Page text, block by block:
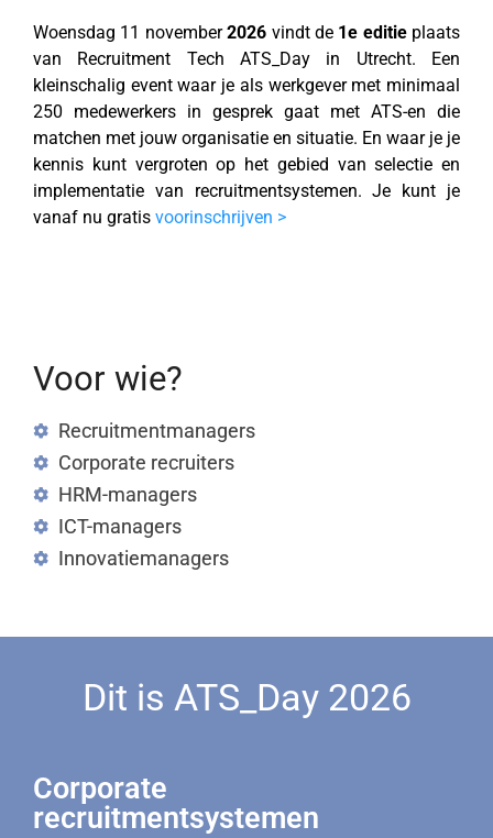
Woensdag 11 november2026 vindt de 1e editieplaats
van Recruitment Tech ATS_Day in Utrecht. Een
kleinschalig event waar je als werkgever met minimaal
250 medewerkers in gesprek gaat met ATS-en die
matchen met jouw organisatie en situatie. En waar je je
kennis kunt vergroten op het gebied van selectie en
implementatie van recruitmentsystemen. Je kunt je
vanaf nu gratis voorinschrijven >
Voor wie?
Recruitmentmanagers
Corporate recruiters
HRM-managers
ICT-managers
Innovatiemanagers
Dit is ATS_Day 2026
Corporate
recruitmentsystemen